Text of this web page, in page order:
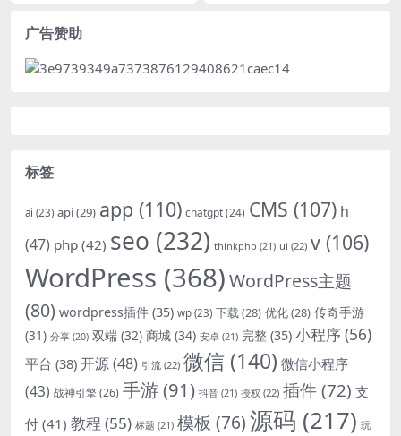
广告赞助
标签
ai (23) api(29) app (110) chatgpt(24) CMS (107) h
(47) php (42) seo (232) thinkphp (21) ui (22) v (106)
WordPress (368)WordPress主题
(80) wordpress插件 (35) wp (23) 下载(28) 优化(28) 传奇手游
(31) 分享 (20) 双端 (32) 商城 (34) 安卓 (21) 完整 (35) 小程序(56)
平台 (38) 开源(48) 引流 (22) 微信 (140) 微信小程序
(43) 战神引擎(26) 手游(91) 抖音 (21) 授权 (22) 插件 (72) 支
付 (41) 教程 (55) 标题 (21) 模板 (76)源码 (217) 玩